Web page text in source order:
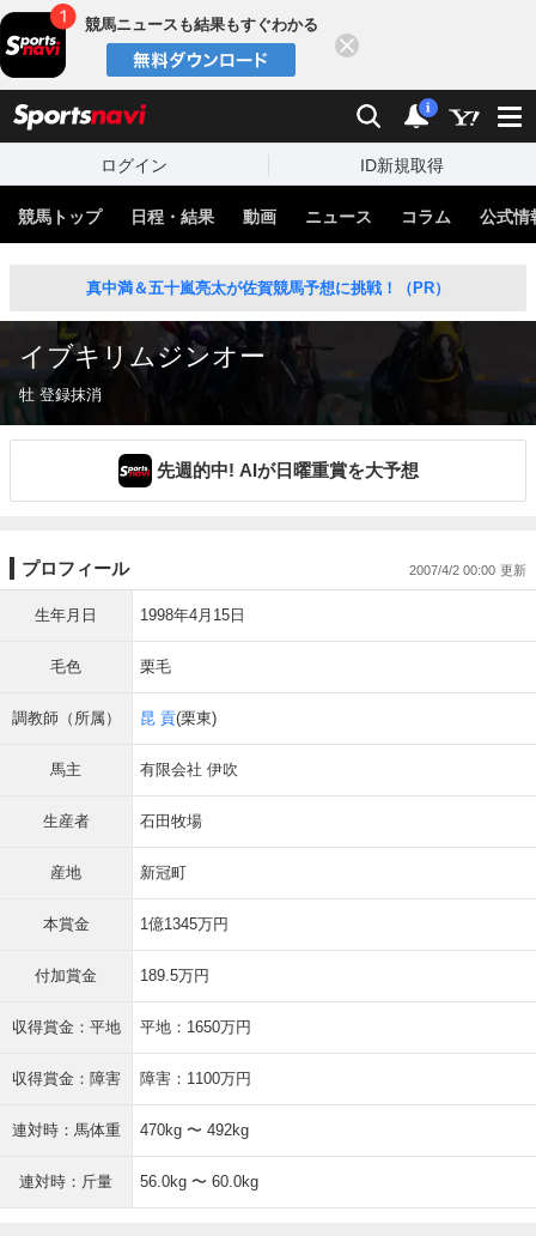
競馬ニュースも結果もすぐわかる
検索 通知
i
ログイン ID新規取得
競馬トップ 日程・結果 動画 ニュース コラム 公式情
真中満＆五十嵐亮太が佐賀競馬予想に挑戦！（PR）
イブキリムジンオー
牡 登録抹消
先週的中! AIが日曜重賞を大予想
プロフィール 2007/4/2 00:00
生年月日 1998年4月15日
毛色 栗毛
調教師（所属） 昆 貢(栗東)
馬主 有限会社 伊吹
生産者 石田牧場
産地 新冠町
本賞金 1億1345万円
付加賞金 189.5万円
収得賞金：平地 平地：1650万円
収得賞金：障害 障害：1100万円
連対時：馬体重 470kg 〜 492kg
連対時：斤量 56.0kg 〜 60.0kg